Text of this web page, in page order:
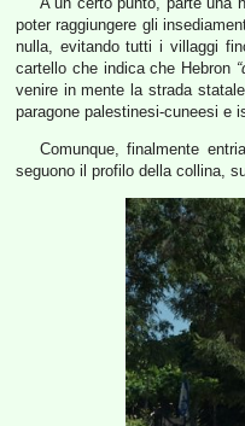
poter raggiungere gli
nulla, evitando tutti i villaggi
cartello che indica che Hebron
venire in mente la strada
paragone palestinesi-cuneesi e
Comunque, finalmente
seguono il profilo della collina,